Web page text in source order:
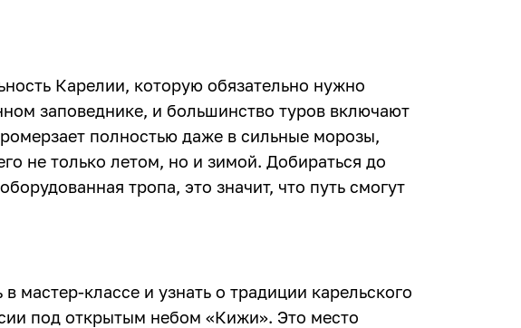
Карелии, которую обязательно нужно
заповеднике, и большинство туров включают
полностью даже в сильные морозы,
не только летом, но и зимой. Добираться до
тропа, это значит, что путь смогут
мастер-классе и узнать о традиции карельского
под открытым небом «Кижи». Это место